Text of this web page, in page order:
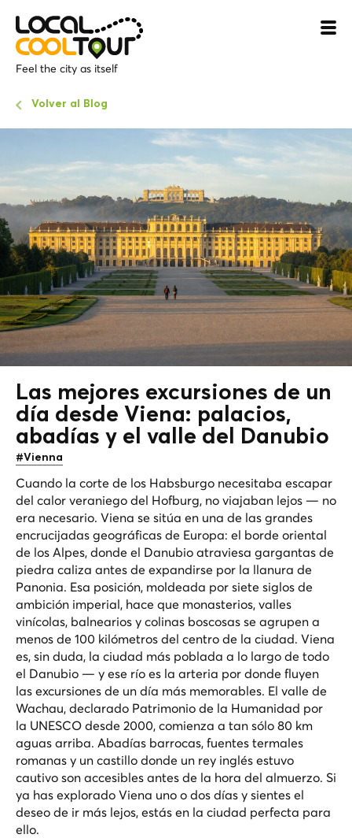
Feel the city as itself
Volver al Blog
Las mejores excursiones de un
día desde Viena: palacios,
abadías y el valle del Danubio
#Vienna
Cuando la corte de los Habsburgo necesitaba escapar
del calor veraniego del Hofburg, no viajaban lejos — no
era necesario. Viena se sitúa en una de las grandes
encrucijadas geográficas de Europa: el borde oriental
de los Alpes, donde el Danubio atraviesa gargantas de
piedra caliza antes de expandirse por la llanura de
Panonia. Esa posición, moldeada por siete siglos de
ambición imperial, hace que monasterios, valles
vinícolas, balnearios y colinas boscosas se agrupen a
menos de 100 kilómetros del centro de la ciudad. Viena
es, sin duda, la ciudad más poblada a lo largo de todo
el Danubio — y ese río es la arteria por donde fluyen
las excursiones de un día más memorables. El valle de
Wachau, declarado Patrimonio de la Humanidad por
la UNESCO desde 2000, comienza a tan sólo 80 km
aguas arriba. Abadías barrocas, fuentes termales
romanas y un castillo donde un rey inglés estuvo
cautivo son accesibles antes de la hora del almuerzo. Si
ya has explorado Viena uno o dos días y sientes el
deseo de ir más lejos, estás en la ciudad perfecta para
ello.